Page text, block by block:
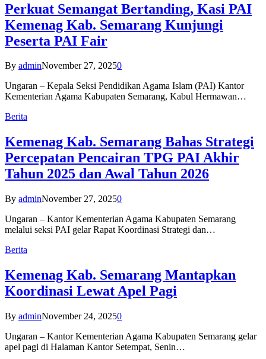
Perkuat Semangat Bertanding, Kasi PAI
Kemenag Kab. Semarang Kunjungi
Peserta PAI Fair
By adminNovember 27, 20250
Ungaran – Kepala Seksi Pendidikan Agama Islam (PAI) Kantor
Kementerian Agama Kabupaten Semarang, Kabul Hermawan…
Berita
Kemenag Kab. Semarang Bahas Strategi
Percepatan Pencairan TPG PAI Akhir
Tahun 2025 dan Awal Tahun 2026
By adminNovember 27, 20250
Ungaran – Kantor Kementerian Agama Kabupaten Semarang
melalui seksi PAI gelar Rapat Koordinasi Strategi dan…
Berita
Kemenag Kab. Semarang Mantapkan
Koordinasi Lewat Apel Pagi
By adminNovember 24, 20250
Ungaran – Kantor Kementerian Agama Kabupaten Semarang gelar
apel pagi di Halaman Kantor Setempat, Senin…